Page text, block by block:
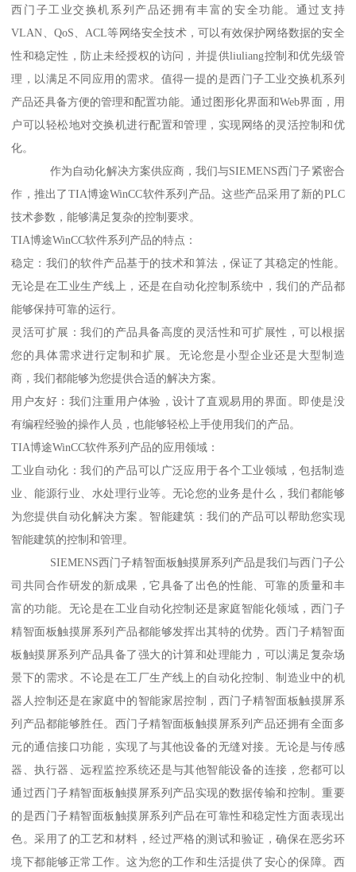
西门子工业交换机系列产品还拥有丰富的安全功能。通过支持
VLAN、QoS、ACL等网络安全技术，可以有效保护网络数据的安全
性和稳定性，防止未经授权的访问，并提供liuliang控制和优先级管
理，以满足不同应用的需求。值得一提的是西门子工业交换机系列
产品还具备方便的管理和配置功能。通过图形化界面和Web界面，用
户可以轻松地对交换机进行配置和管理，实现网络的灵活控制和优
化。
作为自动化解决方案供应商，我们与SIEMENS西门子紧密合
作，推出了TIA博途WinCC软件系列产品。这些产品采用了新的PLC
技术参数，能够满足复杂的控制要求。
TIA博途WinCC软件系列产品的特点：
稳定：我们的软件产品基于的技术和算法，保证了其稳定的性能。
无论是在工业生产线上，还是在自动化控制系统中，我们的产品都
能够保持可靠的运行。
灵活可扩展：我们的产品具备高度的灵活性和可扩展性，可以根据
您的具体需求进行定制和扩展。无论您是小型企业还是大型制造
商，我们都能够为您提供合适的解决方案。
用户友好：我们注重用户体验，设计了直观易用的界面。即使是没
有编程经验的操作人员，也能够轻松上手使用我们的产品。
TIA博途WinCC软件系列产品的应用领域：
工业自动化：我们的产品可以广泛应用于各个工业领域，包括制造
业、能源行业、水处理行业等。无论您的业务是什么，我们都能够
为您提供自动化解决方案。智能建筑：我们的产品可以帮助您实现
智能建筑的控制和管理。
SIEMENS西门子精智面板触摸屏系列产品是我们与西门子公
司共同合作研发的新成果，它具备了出色的性能、可靠的质量和丰
富的功能。无论是在工业自动化控制还是家庭智能化领域，西门子
精智面板触摸屏系列产品都能够发挥出其特的优势。西门子精智面
板触摸屏系列产品具备了强大的计算和处理能力，可以满足复杂场
景下的需求。不论是在工厂生产线上的自动化控制、制造业中的机
器人控制还是在家庭中的智能家居控制，西门子精智面板触摸屏系
列产品都能够胜任。西门子精智面板触摸屏系列产品还拥有全面多
元的通信接口功能，实现了与其他设备的无缝对接。无论是与传感
器、执行器、远程监控系统还是与其他智能设备的连接，您都可以
通过西门子精智面板触摸屏系列产品实现的数据传输和控制。重要
的是西门子精智面板触摸屏系列产品在可靠性和稳定性方面表现出
色。采用了的工艺和材料，经过严格的测试和验证，确保在恶劣环
境下都能够正常工作。这为您的工作和生活提供了安心的保障。西